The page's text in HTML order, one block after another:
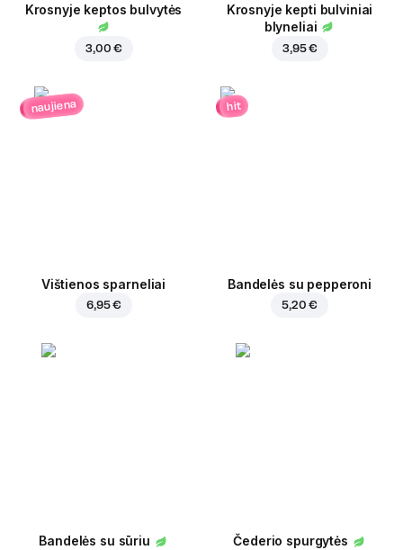
Krosnyje keptos bulvytės
3,00 €
Krosnyje kepti bulviniai
blyneliai
3,95 €
naujiena
Vištienos sparneliai
6,95 €
hit
Bandelės su pepperoni
5,20 €
Bandelės su sūriu Čederio spurgytės